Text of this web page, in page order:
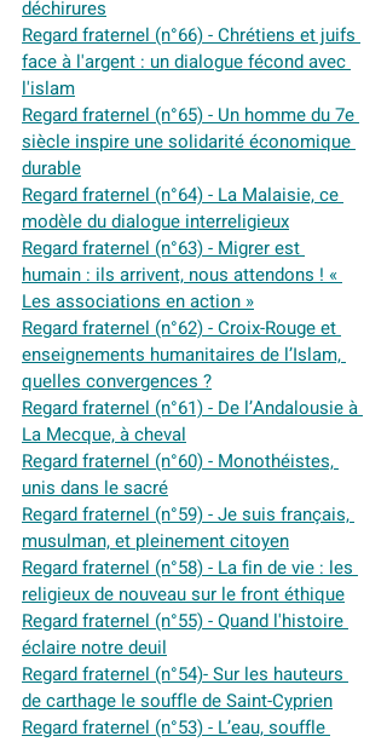
déchirures
Regard fraternel (n°66) - Chrétiens et juifs
face à l'argent : un dialogue fécond avec
l'islam
Regard fraternel (n°65) - Un homme du 7e
siècle inspire une solidarité économique
durable
Regard fraternel (n°64) - La Malaisie, ce
modèle du dialogue interreligieux
Regard fraternel (n°63) - Migrer est
humain : ils arrivent, nous attendons ! «
Les associations en action »
Regard fraternel (n°62) - Croix-Rouge et
enseignements humanitaires de l’Islam,
quelles convergences ?
Regard fraternel (n°61) - De l’Andalousie à
La Mecque, à cheval
Regard fraternel (n°60) - Monothéistes,
unis dans le sacré
Regard fraternel (n°59) - Je suis français,
musulman, et pleinement citoyen
Regard fraternel (n°58) - La fin de vie : les
religieux de nouveau sur le front éthique
Regard fraternel (n°55) - Quand l'histoire
éclaire notre deuil
Regard fraternel (n°54)- Sur les hauteurs
de carthage le souffle de Saint-Cyprien
Regard fraternel (n°53) - L’eau, souffle